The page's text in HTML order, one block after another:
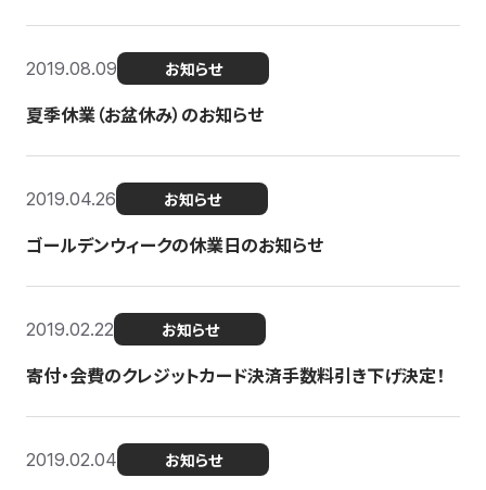
2019.08.09 お知らせ
夏季休業（お盆休み）のお知らせ
2019.04.26 お知らせ
ゴールデンウィークの休業日のお知らせ
2019.02.22 お知らせ
寄付・会費のクレジットカード決済手数料引き下げ決定！
2019.02.04 お知らせ